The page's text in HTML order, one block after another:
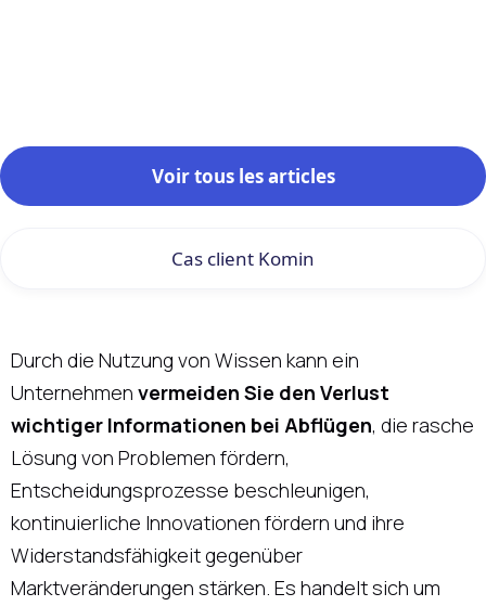
Voir tous les articles
Cas client Komin
Durch die Nutzung von Wissen kann ein
Unternehmen vermeiden Sie den Verlust
wichtiger Informationen bei Abflügen, die rasche
Lösung von Problemen fördern,
Entscheidungsprozesse beschleunigen,
kontinuierliche Innovationen fördern und ihre
Widerstandsfähigkeit gegenüber
Marktveränderungen stärken. Es handelt sich um